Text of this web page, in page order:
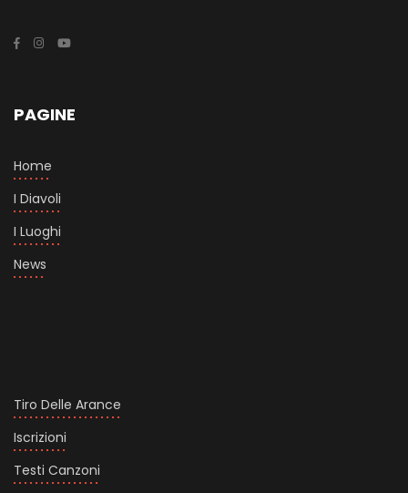
PAGINE
Home
I Diavoli
I Luoghi
News
Tiro Delle Arance
Iscrizioni
Testi Canzoni